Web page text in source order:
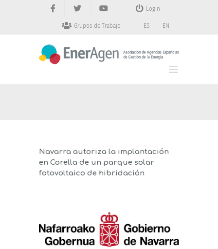
Login
Grupos de Trabajo ES EN
Navarra autoriza la implantación
en Corella de un parque solar
fotovoltaico de hibridación